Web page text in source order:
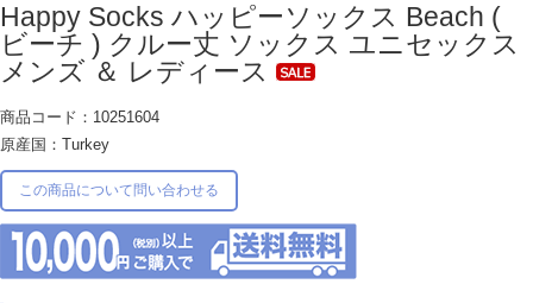
Happy Socks ハッピーソックス Beach (
ビーチ ) クルー丈 ソックス ユニセックス
メンズ ＆ レディース
商品コード：10251604
原産国：Turkey
この商品について問い合わせる